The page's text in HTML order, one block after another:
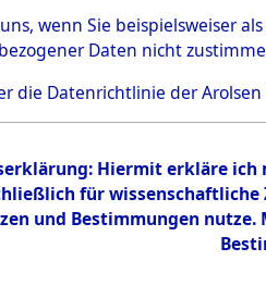
wenn Sie beispielsweiser
Daten nicht
die Datenrichtlinie der Arolsen
Hiermit erkläre ich
für
und Bestimmungen